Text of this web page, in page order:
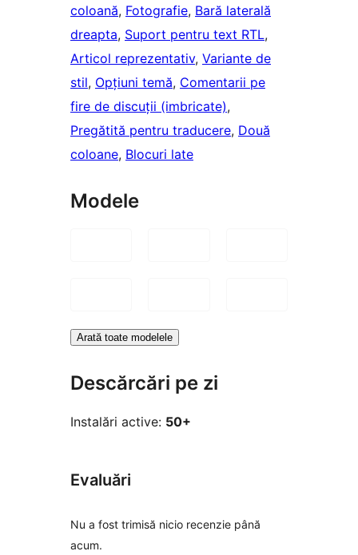
coloană, Fotografie, Bară laterală
dreapta, Suport pentru text RTL
Articol reprezentativ, Variante de
stil, Opțiuni temă, Comentarii pe
fire de discuții (imbricate)
Pregătită pentru traducere, Două
coloane, Blocuri late
Modele
Arată toate modelele
Descărcări pe zi
Instalări active: 50+
Evaluări
Nu a fost trimisă nicio recenzie până
acum.